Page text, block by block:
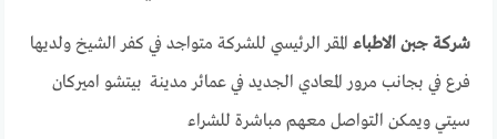
شركة جبن الاطباء المقر الرئيسي للشركة متواجد في كفر الشيخ ولديها
فرع في بجانب مرور المعادي الجديد في عمائر مدينة بيتشو اميركان
سيتي ويمكن التواصل معهم مباشرة للشراء